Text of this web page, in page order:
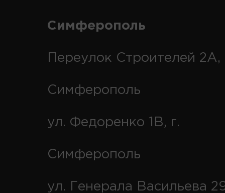
Симферополь
Переулок Строителей 2А,
Симферополь
ул. Федоренко 1В, г.
Симферополь
ул. Генерала Васильева